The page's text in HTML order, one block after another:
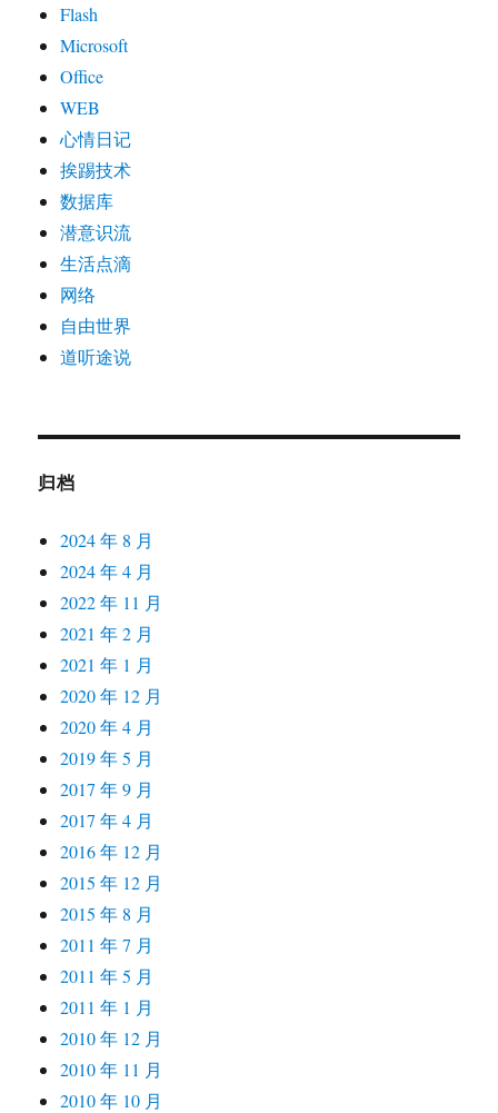
Flash
Microsoft
Office
WEB
心情日记
挨踢技术
数据库
潜意识流
生活点滴
网络
自由世界
道听途说
归档
2024 年 8 月
2024 年 4 月
2022 年 11 月
2021 年 2 月
2021 年 1 月
2020 年 12 月
2020 年 4 月
2019 年 5 月
2017 年 9 月
2017 年 4 月
2016 年 12 月
2015 年 12 月
2015 年 8 月
2011 年 7 月
2011 年 5 月
2011 年 1 月
2010 年 12 月
2010 年 11 月
2010 年 10 月